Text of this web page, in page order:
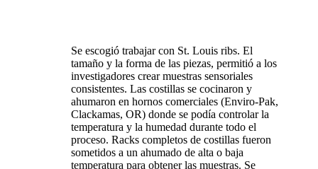
Se escogió trabajar con St. Louis ribs. El
tamaño y la forma de las piezas, permitió a los
investigadores crear muestras sensoriales
consistentes. Las costillas se cocinaron y
ahumaron en hornos comerciales (Enviro-Pak,
Clackamas, OR) donde se podía controlar la
temperatura y la humedad durante todo el
proceso. Racks completos de costillas fueron
sometidos a un ahumado de alta o baja
temperatura para obtener las muestras. Se